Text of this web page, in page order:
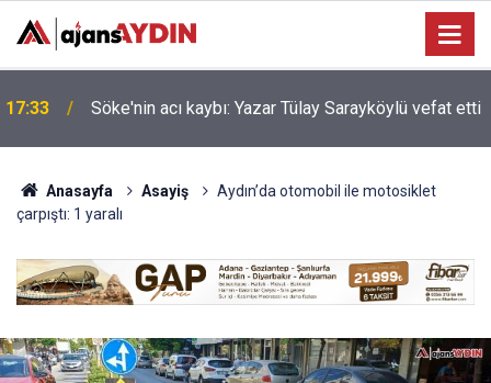
17:23
Nazilli'de motosiklet kazası: 16 yaşındaki Mustafa
vefat etti
Anasayfa Asayiş
Aydın’da otomobil ile motosiklet
çarpıştı: 1 yaralı